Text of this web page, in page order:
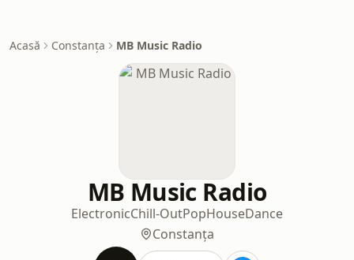
Acasă Constanța MB Music Radio
MB Music Radio
ElectronicChill-OutPopHouseDance
Constanța